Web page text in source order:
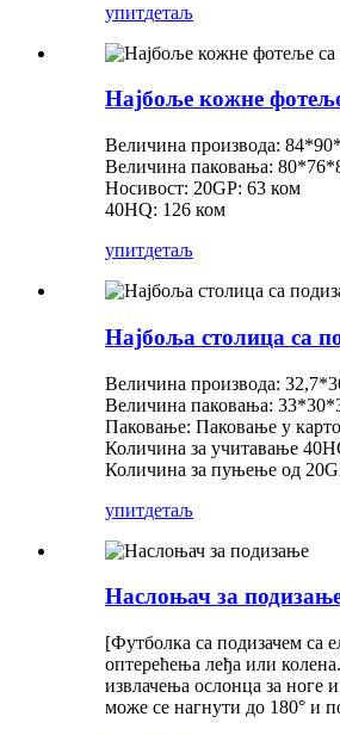
упитдетаљ
Најбоље кожне
Величина производа:
Величина паковања:
Носивост: 20GP: 63 ком
40HQ: 126 ком
упитдетаљ
Најбоља столица са
Величина производа:
Величина паковања:
Паковање: Паковање у
Количина за учитавање
Количина за пуњење од
упитдетаљ
Наслоњач за
[Футболка са подизачем са
оптерећења леђа или колена.
извлачења ослонца за ноге
може се нагнути до 180° и